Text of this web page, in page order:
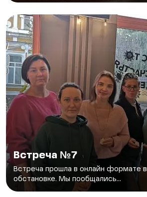
Встреча №7
Встреча прошла в онлайн формате
обстановке. Мы пообщались...